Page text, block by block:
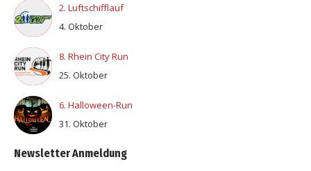
2. Luftschifflauf
4. Oktober
8. Rhein City Run
25. Oktober
6. Halloween-Run
31. Oktober
Newsletter Anmeldung